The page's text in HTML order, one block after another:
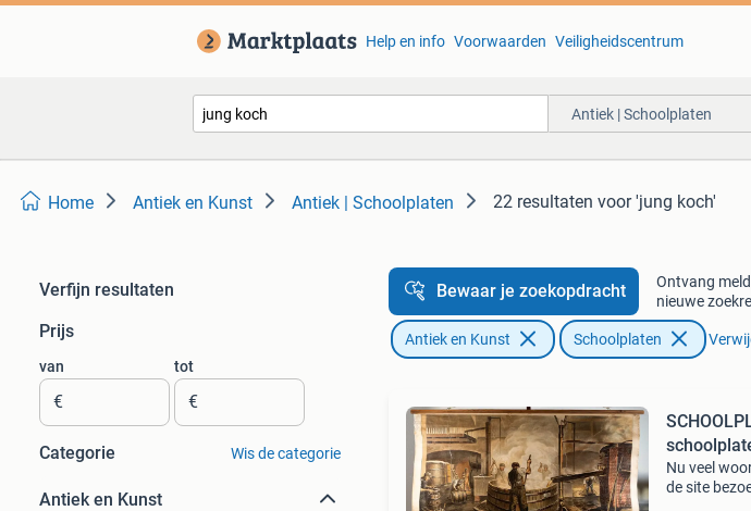
Help en info Voorwaarden Veiligheidscentrum
Antiek | Schoolplaten
Home Antiek en Kunst Antiek | Schoolplaten 22 resultaten voor 'jung koch'
Verfijn resultaten
Prijs
van
€
tot
€
Categorie Wis de categorie
Antiek en Kunst
Bewaar je zoekopdracht
Ontvang
nieuwe
Antiek en Kunst Schoolplaten
Nu veel
de site